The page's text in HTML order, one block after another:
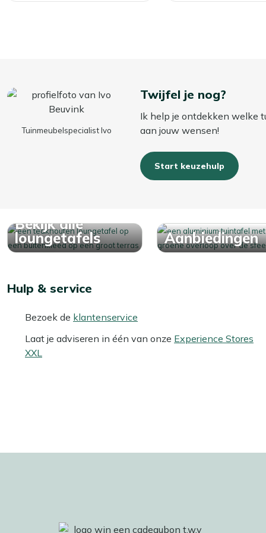
Tuinmeubelspecialist Ivo
Twijfel je nog?
Ik help je ontdekken welke
aan jouw wensen!
Start keuzehulp
Bekijk alle
loungetafels
Aanbiedingen
Hulp & service
Bezoek de klantenservice
Laat je adviseren in één van onze Experience Stores
XXL